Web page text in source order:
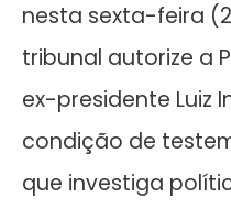
nesta sexta-feira
tribunal autorize a
ex-presidente Luiz
condição de
que investiga